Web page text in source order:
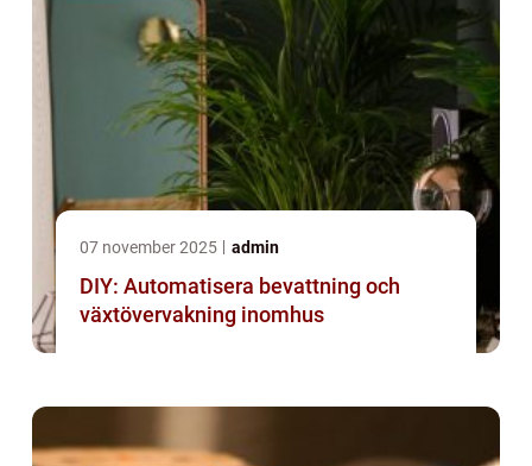
07 november 2025 admin
DIY: Automatisera bevattning och
växtövervakning inomhus